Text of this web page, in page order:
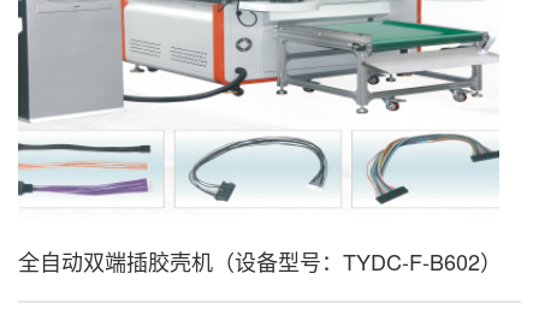
全自动双端插胶壳机（设备型号：TYDC-F-B602）